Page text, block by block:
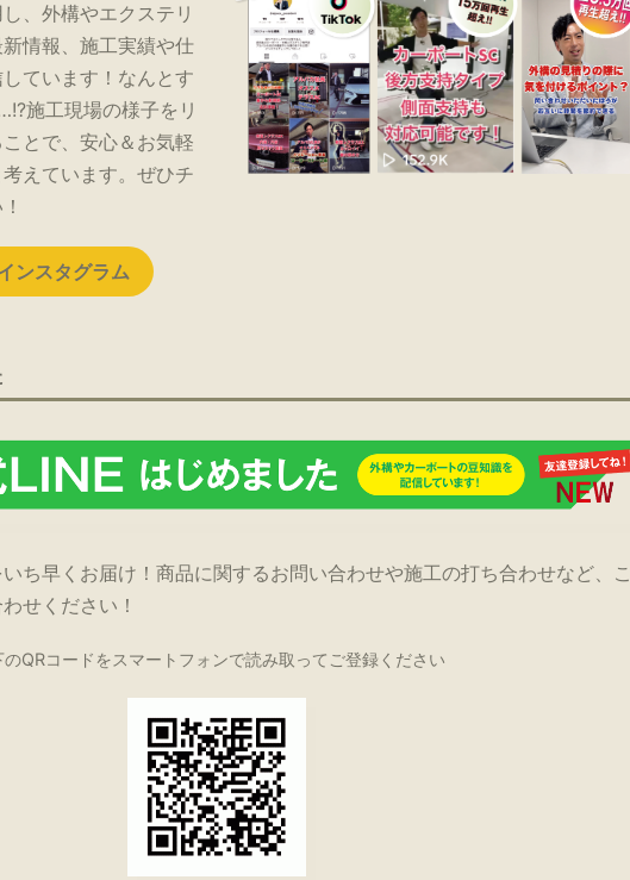
、外構やエクステリ
情報、施工実績や仕
ています！なんとす
施工現場の様子をリ
とで、安心＆お気軽
えています。ぜひチ
ンスタグラム
ち早くお届け！商品に関するお問い合わせや施工の打ち合わせなど、こ
せください！
のQRコードをスマートフォンで読み取ってご登録ください